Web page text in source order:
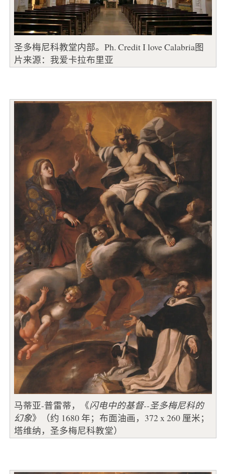
圣多梅尼科教堂内部。Ph. Credit I love Calabria图
片来源：我爱卡拉布里亚
马蒂亚-普雷蒂，《闪电中的基督--圣多梅尼科的
幻象》（约 1680 年；布面油画，372 x 260 厘米；
塔维纳，圣多梅尼科教堂）